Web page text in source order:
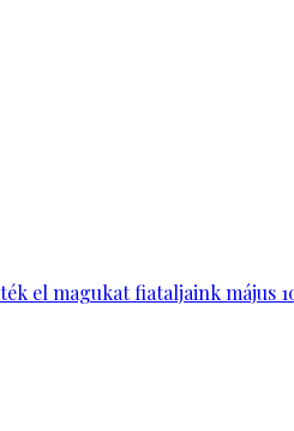
el magukat fiataljaink május